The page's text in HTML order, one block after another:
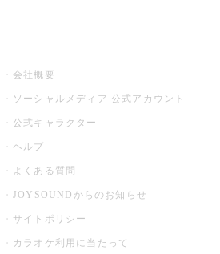
会社概要
ソーシャルメディア 公式アカウント
公式キャラクター
ヘルプ
よくある質問
JOYSOUNDからのお知らせ
サイトポリシー
カラオケ利用に当たって